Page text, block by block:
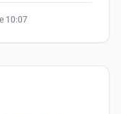
10:07